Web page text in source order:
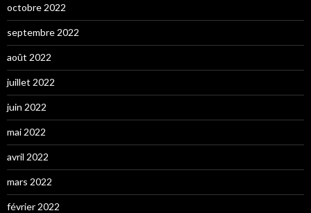
octobre 2022
septembre 2022
août 2022
juillet 2022
juin 2022
mai 2022
avril 2022
mars 2022
février 2022